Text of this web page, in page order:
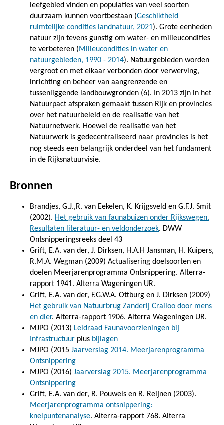
leefgebied vinden en populaties van veel soorten
duurzaam kunnen voortbestaan (Geschiktheid
ruimtelijke condities landnatuur, 2021). Grote eenheden
natuur zijn tevens gunstig om water- en milieucondities
te verbeteren (Milieucondities in water en
natuurgebieden, 1990 - 2014). Natuurgebieden worden
vergroot en met elkaar verbonden door verwerving,
inrichting en beheer van aangrenzende en
tussenliggende landbouwgronden (6). In 2013 zijn in het
Natuurpact afspraken gemaakt tussen Rijk en provincies
over het natuurbeleid en de realisatie van het
Natuurnetwerk. Hoewel de realisatie van het
Natuurwerk is gedecentraliseerd naar provincies is het
nog steeds een belangrijk onderdeel van het fundament
in de Rijksnatuurvisie.
Bronnen
Brandjes, G.J.,R. van Eekelen, K. Krijgsveld en G.F.J. Smit
(2002). Het gebruik van faunabuizen onder Rijkswegen.
Resultaten literatuur- en veldonderzoek. DWW
Ontsnipperingsreeks deel 43
Grift, E.A. van der, J. Dirksen, H.A.H Jansman, H. Kuipers,
R.M.A. Wegman (2009) Actualisering doelsoorten en
doelen Meerjarenprogramma Ontsnippering. Alterra-
rapport 1941. Alterra Wageningen UR.
Grift, E.A. van der, F.G.W.A. Ottburg en J. Dirksen (2009)
Het gebruik van Natuurbrug Zanderij Crailoo door mens
en dier. Alterra-rapport 1906. Alterra Wageningen UR.
MJPO (2013) Leidraad Faunavoorzieningen bij
Infrastructuur plus bijlagen
MJPO (2015 Jaarverslag 2014. Meerjarenprogramma
Ontsnippering
MJPO (2016) Jaarverslag 2015. Meerjarenprogramma
Ontsnippering
Grift, E.A. van der, R. Pouwels en R. Reijnen (2003).
Meerjarenprogramma ontsnippering:
knelpuntenanalyse. Alterra-rapport 768. Alterra